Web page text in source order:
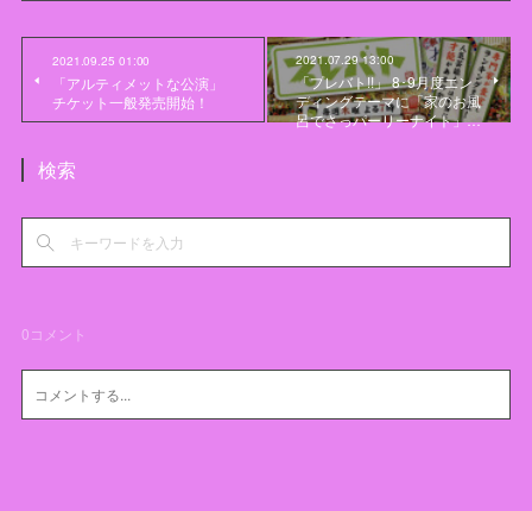
2021.09.25 01:00
「アルティメットな公演」
チケット一般発売開始！
2021.07.29 13:00
「プレバト!!」 8･9月度エン
ディングテーマに「家のお風
呂でさっパーリーナイト」…
検索
0コメント